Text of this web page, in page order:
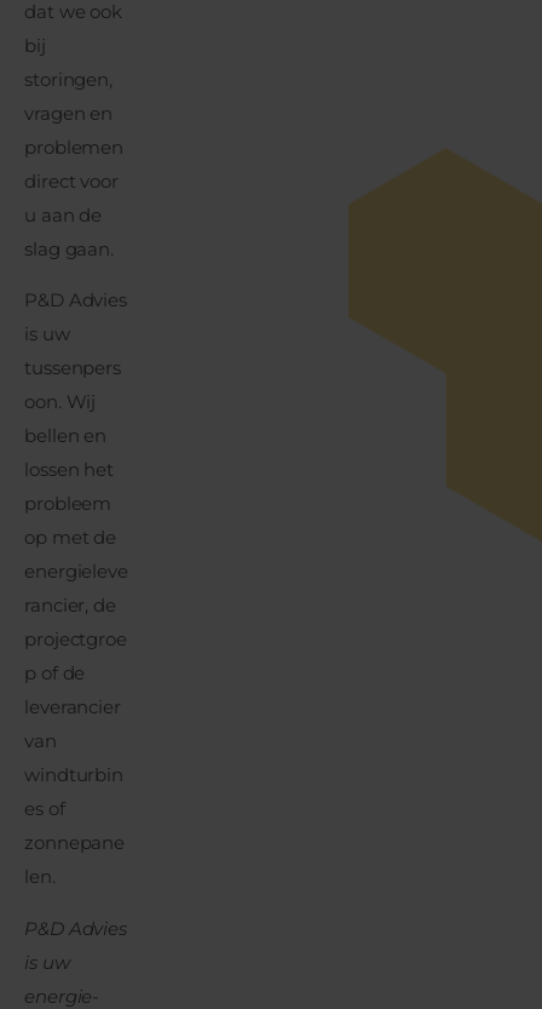
dat we ook
bij
storingen,
vragen en
problemen
direct voor
u aan de
slag gaan.
P&D Advies
is uw
tussenpers
oon. Wij
bellen en
lossen het
probleem
op met de
energieleve
rancier, de
projectgroe
p of de
leverancier
van
windturbin
es of
zonnepane
len.
P&D Advies
is uw
energie-